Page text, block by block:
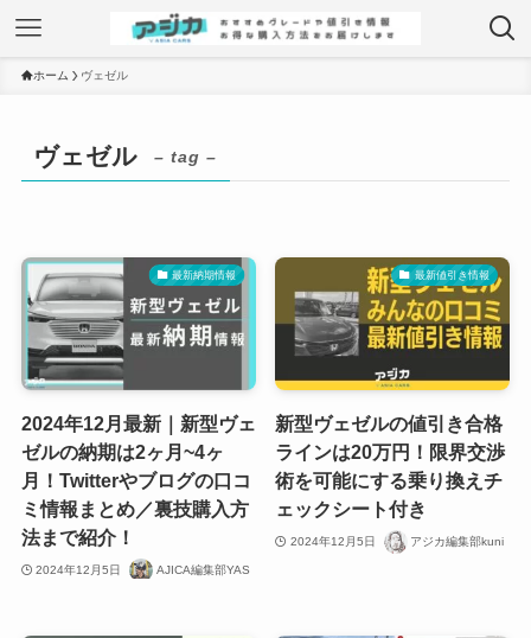
ホーム ヴェゼル
ヴェゼル – tag –
最新納期情報
2024年12月最新｜新型ヴェ
ゼルの納期は2ヶ月~4ヶ
月！Twitterやブログの口コ
ミ情報まとめ／裏技購入方
法まで紹介！
2024年12月5日 AJICA編集部YAS
最新値引き情報
新型ヴェゼルの値引き合格
ラインは20万円！限界交渉
術を可能にする乗り換えチ
ェックシート付き
2024年12月5日 アジカ編集部kuni